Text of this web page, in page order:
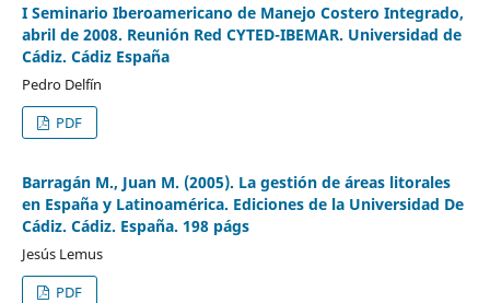
I Seminario Iberoamericano de Manejo Costero Integrado,
abril de 2008. Reunión Red CYTED-IBEMAR. Universidad de
Cádiz. Cádiz España
Pedro Delfín
PDF
Barragán M., Juan M. (2005). La gestión de áreas litorales
en España y Latinoamérica. Ediciones de la Universidad De
Cádiz. Cádiz. España. 198 págs
Jesús Lemus
PDF